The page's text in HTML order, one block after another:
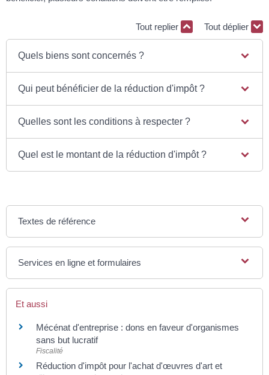
Tout replier Tout déplier
Quels biens sont concernés ?
Qui peut bénéficier de la réduction d'impôt ?
Quelles sont les conditions à respecter ?
Quel est le montant de la réduction d'impôt ?
Textes de référence
Services en ligne et formulaires
Et aussi
Mécénat d'entreprise : dons en faveur d'organismes
sans but lucratif
Fiscalité
Réduction d'impôt pour l'achat d'œuvres d'art et